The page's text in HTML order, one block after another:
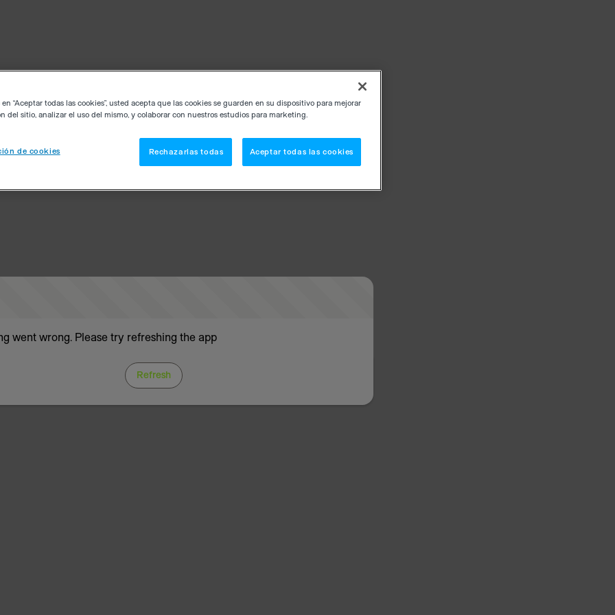
went wrong. Please try refreshing the app
Refresh
“Aceptar todas las cookies”, usted acepta que las cookies se guarden en su dispositivo para mejorar
del sitio, analizar el uso del mismo, y colaborar con nuestros estudios para marketing.
de cookies Rechazarlas todas Aceptar todas las cookies